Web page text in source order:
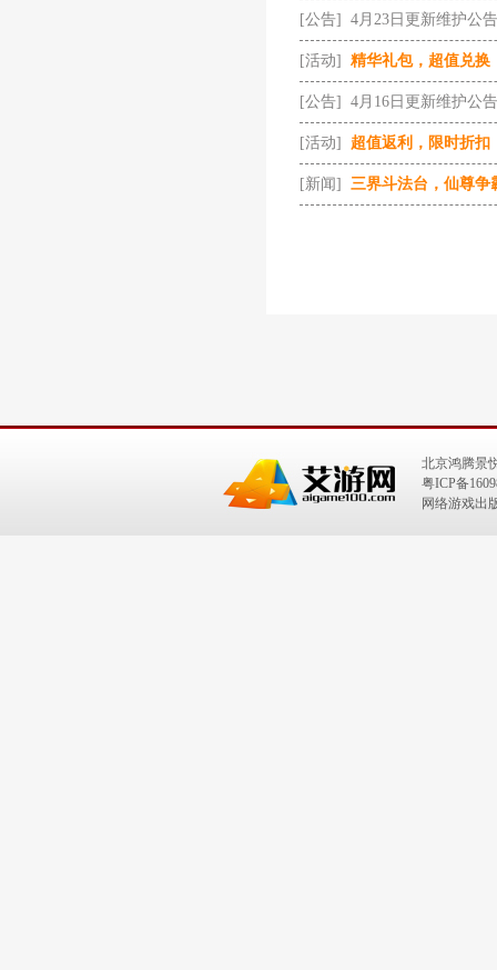
[公告] 4月23日更新维护公告
[活动] 精华礼包，超值兑换
[公告] 4月16日更新维护公告
[活动] 超值返利，限时折扣
[新闻] 三界斗法台，仙尊争
北京鸿腾景
粤ICP备
网络游戏出